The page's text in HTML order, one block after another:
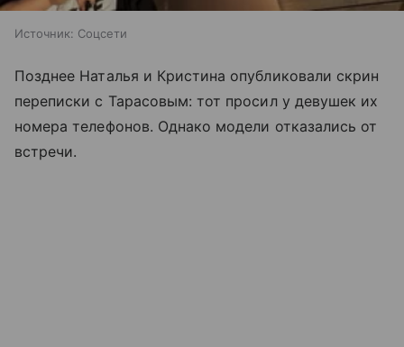
Источник: Соцсети
Позднее Наталья и Кристина опубликовали скрин
переписки с Тарасовым: тот просил у девушек их
номера телефонов. Однако модели отказались от
встречи.